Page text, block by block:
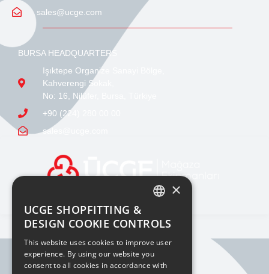
BURSA HEADQUARTERS
Işıktepe Organize Sanayi Bölge,
Kahverengi Sokak,
No: 16, Nilüfer, Bursa, Türkiye
+90 (224) 280 00 00
sales@ucge.com
sales@ucge.com
BILGI TOPLUMU HIZMETLERI
×
UCGE SHOPFITTING &
DESIGN COOKIE CONTROLS
This website uses cookies to improve user
experience. By using our website you
consent to all cookies in accordance with